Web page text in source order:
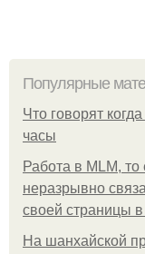
Популярные
Что говорят
часы
Работа в MLM,
неразрывно
своей страницы в
На шанхайской